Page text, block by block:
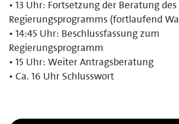
• 13 Uhr: Fortsetzung der Beratung des
Regierungsprogramms (fortlaufend
• 14:45 Uhr: Beschlussfassung zum
Regierungsprogramm
• 15 Uhr: Weiter Antragsberatung
• Ca. 16 Uhr Schlusswort